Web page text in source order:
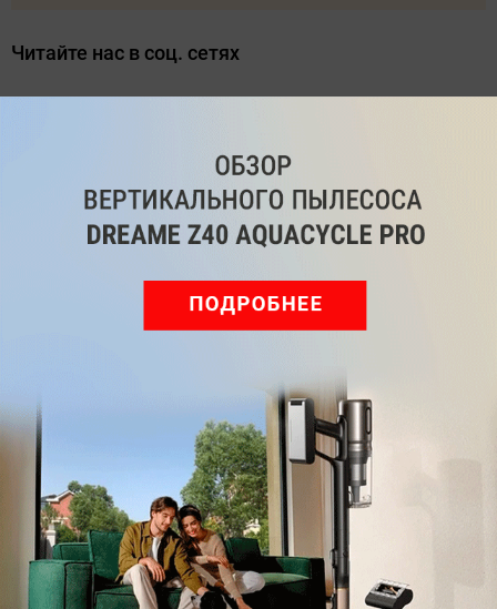
Читайте нас в соц. сетях
YouTube
Комментарии
Мы знаем, вам есть что сказать!
Войдите Зарегистрируйтесь , чтобы
оставить комментарий
Рекомендуем